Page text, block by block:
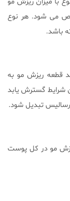
می شود. هر نوع
باشد.
قطعه ریزش مو به
شرایط گسترش یابد
تبدیل شود.
مو در کل پوست